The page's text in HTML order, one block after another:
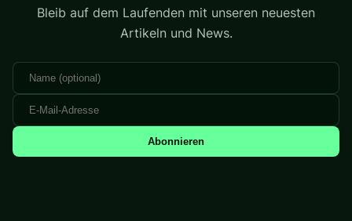
Bleib auf dem Laufenden mit unseren neuesten
Artikeln und News.
Abonnieren